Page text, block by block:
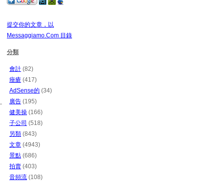
提交你的文章，以
Messaggiamo.Com 目錄
分類
會計 (82)
痤瘡 (417)
AdSense的 (34)
廣告 (195)
健美操 (166)
子公司 (518)
另類 (843)
文章 (4943)
景點 (686)
拍賣 (403)
音頻流 (108)